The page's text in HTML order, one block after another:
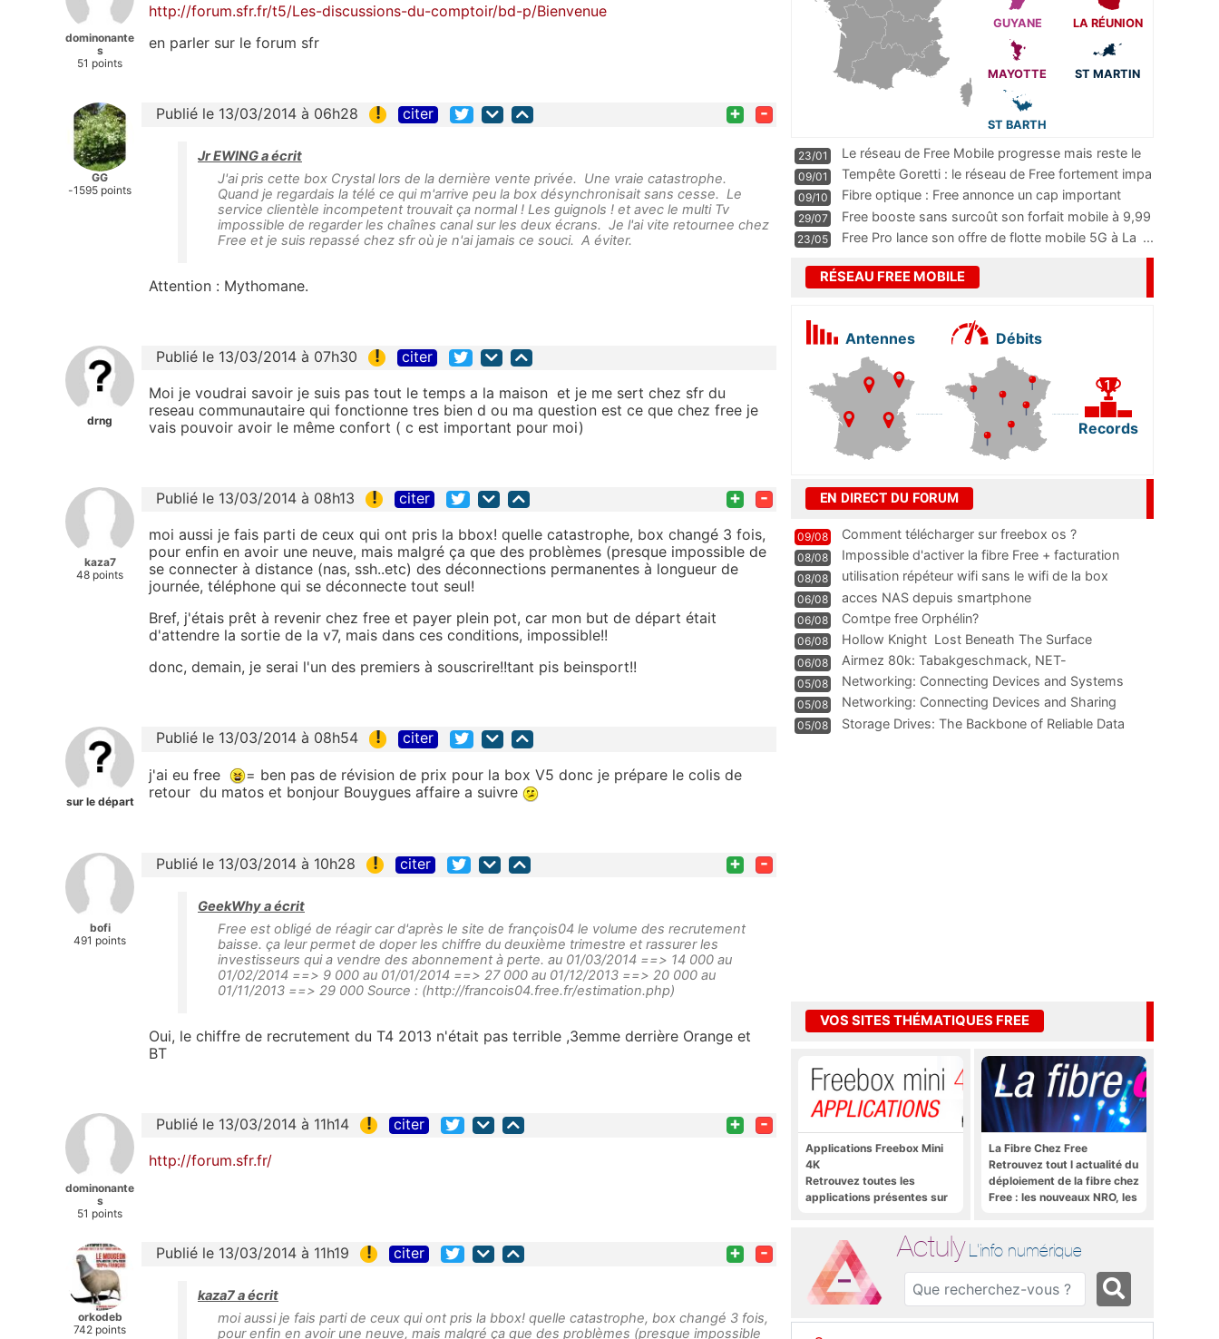
dominonante
s
51 points
http://forum.sfr.fr/t5/Les-discussions-du-comptoir/bd-p/Bienvenue
en parler sur le forum sfr
GG
-1595 points
Publié le 13/03/2014 à 06h28 ! citer + -
Jr EWING a écrit
J'ai pris cette box Crystal lors de la dernière vente privée. Une vraie catastrophe.
Quand je regardais la télé ce qui m'arrive peu la box désynchronisait sans cesse. Le
service clientèle incompetent trouvait ça normal ! Les guignols ! et avec le multi Tv
impossible de regarder les chaînes canal sur les deux écrans. Je l'ai vite retournee chez
Free et je suis repassé chez sfr où je n'ai jamais ce souci. A éviter.
Attention : Mythomane.
drng
Publié le 13/03/2014 à 07h30 ! citer
Moi je voudrai savoir je suis pas tout le temps a la maison et je me sert chez sfr du
reseau communautaire qui fonctionne tres bien d ou ma question est ce que chez free je
vais pouvoir avoir le même confort ( c est important pour moi)
kaza7
48 points
Publié le 13/03/2014 à 08h13 ! citer + -
moi aussi je fais parti de ceux qui ont pris la bbox! quelle catastrophe, box changé 3 fois,
pour enfin en avoir une neuve, mais malgré ça que des problèmes (presque impossible de
se connecter à distance (nas, ssh..etc) des déconnections permanentes à longueur de
journée, téléphone qui se déconnecte tout seul!
Bref, j'étais prêt à revenir chez free et payer plein pot, car mon but de départ était
d'attendre la sortie de la v7, mais dans ces conditions, impossible!!
donc, demain, je serai l'un des premiers à souscrire!!tant pis beinsport!!
sur le départ
Publié le 13/03/2014 à 08h54 ! citer
j'ai eu free
= ben pas de révision de prix pour la box V5 donc je prépare le colis de
retour du matos et bonjour Bouygues affaire a suivre
bofi
491 points
Publié le 13/03/2014 à 10h28 ! citer + -
GeekWhy a écrit
Free est obligé de réagir car d'après le site de françois04 le volume des recrutement
baisse. ça leur permet de doper les chiffre du deuxième trimestre et rassurer les
investisseurs qui a vendre des abonnement à perte. au 01/03/2014 ==> 14 000 au
01/02/2014 ==> 9 000 au 01/01/2014 ==> 27 000 au 01/12/2013 ==> 20 000 au
01/11/2013 ==> 29 000 Source : (http://francois04.free.fr/estimation.php)
Oui, le chiffre de recrutement du T4 2013 n'était pas terrible ,3emme derrière Orange et
BT
dominonante
s
51 points
Publié le 13/03/2014 à 11h14 ! citer + -
http://forum.sfr.fr/
orkodeb
742 points
Publié le 13/03/2014 à 11h19 ! citer + -
kaza7 a écrit
moi aussi je fais parti de ceux qui ont pris la bbox! quelle catastrophe, box changé 3 fois,
pour enfin en avoir une neuve, mais malgré ça que des problèmes (presque impossible
GUYANE LA RÉUNION
MAYOTTE ST MARTIN
ST BARTH
23/01
Le réseau de Free Mobile progresse mais reste le
m
...
09/01
Tempête Goretti : le réseau de Free fortement impa
09/10
Fibre optique : Free annonce un cap important
pass
...
29/07
Free booste sans surcoût son forfait mobile à 9,99
23/05 Free Pro lance son offre de flotte mobile 5G à La ...
RÉSEAU FREE MOBILE
Antennes Débits
Records
EN DIRECT DU FORUM
09/08 Comment télécharger sur freebox os ?
08/08
Impossible d'activer la fibre Free + facturation
résiliation
08/08 utilisation répéteur wifi sans le wifi de la box
06/08 acces NAS depuis smartphone
06/08 Comtpe free Orphélin?
06/08 Hollow Knight  Lost Beneath The Surface
06/08
Airmez 80k: Tabakgeschmack, NET-
Technologie und Leistung im
05/08 Networking: Connecting Devices and Systems
05/08
Networking: Connecting Devices and Sharing
Information
05/08
Storage Drives: The Backbone of Reliable Data
VOS SITES THÉMATIQUES FREE
Applications Freebox Mini
4K
Retrouvez toutes les
applications présentes sur
La Fibre Chez Free
Retrouvez tout l actualité du
déploiement de la fibre chez
Free : les nouveaux NRO, les
Actuly L'info numérique